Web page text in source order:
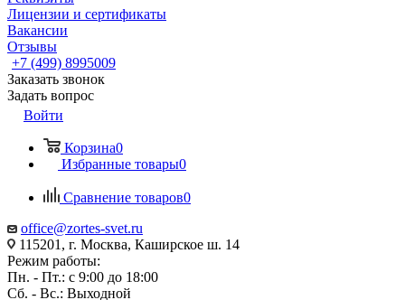
Лицензии и сертификаты
Вакансии
Отзывы
+7 (499) 8995009
Заказать звонок
Задать вопрос
Войти
Корзина0
Избранные товары0
Сравнение товаров0
office@zortes-svet.ru
115201, г. Москва, Каширское ш. 14
Режим работы:
Пн. - Пт.: с 9:00 до 18:00
Сб. - Вс.: Выходной